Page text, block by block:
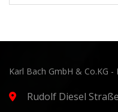
Karl Bach GmbH & Co.KG
Rudolf Diesel